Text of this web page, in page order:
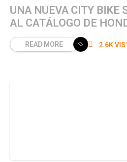
UNA NUEVA CITY BIKE
AL CATÁLOGO DE
READ MORE 2.6K